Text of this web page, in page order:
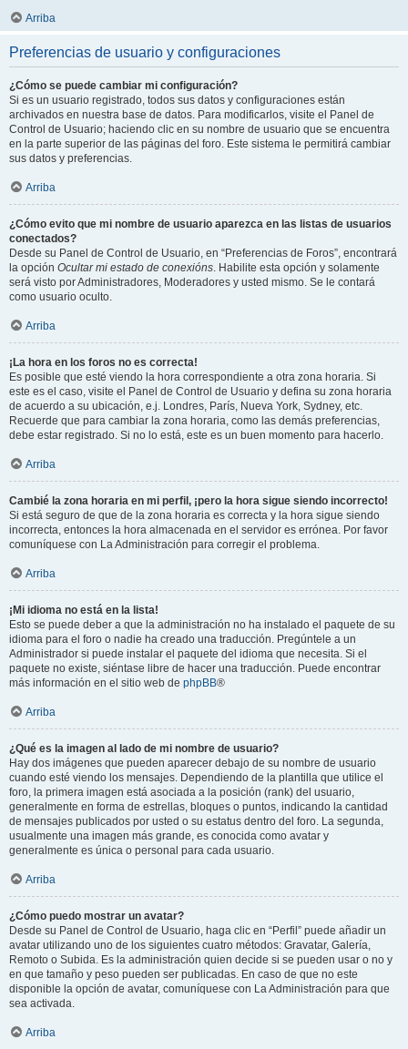
Arriba
Preferencias de usuario y configuraciones
¿Cómo se puede cambiar mi configuración?
Si es un usuario registrado, todos sus datos y configuraciones están
archivados en nuestra base de datos. Para modificarlos, visite el Panel de
Control de Usuario; haciendo clic en su nombre de usuario que se encuentra
en la parte superior de las páginas del foro. Este sistema le permitirá cambiar
sus datos y preferencias.
Arriba
¿Cómo evito que mi nombre de usuario aparezca en las listas de usuarios
conectados?
Desde su Panel de Control de Usuario, en “Preferencias de Foros”, encontrará
la opción Ocultar mi estado de conexións. Habilite esta opción y solamente
será visto por Administradores, Moderadores y usted mismo. Se le contará
como usuario oculto.
Arriba
¡La hora en los foros no es correcta!
Es posible que esté viendo la hora correspondiente a otra zona horaria. Si
este es el caso, visite el Panel de Control de Usuario y defina su zona horaria
de acuerdo a su ubicación, e.j. Londres, París, Nueva York, Sydney, etc.
Recuerde que para cambiar la zona horaria, como las demás preferencias,
debe estar registrado. Si no lo está, este es un buen momento para hacerlo.
Arriba
Cambié la zona horaria en mi perfil, ¡pero la hora sigue siendo incorrecto!
Si está seguro de que de la zona horaria es correcta y la hora sigue siendo
incorrecta, entonces la hora almacenada en el servidor es errónea. Por favor
comuníquese con La Administración para corregir el problema.
Arriba
¡Mi idioma no está en la lista!
Esto se puede deber a que la administración no ha instalado el paquete de su
idioma para el foro o nadie ha creado una traducción. Pregúntele a un
Administrador si puede instalar el paquete del idioma que necesita. Si el
paquete no existe, siéntase libre de hacer una traducción. Puede encontrar
más información en el sitio web de phpBB®
Arriba
¿Qué es la imagen al lado de mi nombre de usuario?
Hay dos imágenes que pueden aparecer debajo de su nombre de usuario
cuando esté viendo los mensajes. Dependiendo de la plantilla que utilice el
foro, la primera imagen está asociada a la posición (rank) del usuario,
generalmente en forma de estrellas, bloques o puntos, indicando la cantidad
de mensajes publicados por usted o su estatus dentro del foro. La segunda,
usualmente una imagen más grande, es conocida como avatar y
generalmente es única o personal para cada usuario.
Arriba
¿Cómo puedo mostrar un avatar?
Desde su Panel de Control de Usuario, haga clic en “Perfil” puede añadir un
avatar utilizando uno de los siguientes cuatro métodos: Gravatar, Galería,
Remoto o Subida. Es la administración quien decide si se pueden usar o no y
en que tamaño y peso pueden ser publicadas. En caso de que no este
disponible la opción de avatar, comuníquese con La Administración para que
sea activada.
Arriba